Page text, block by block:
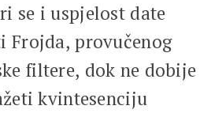
se i uspjelost date
Frojda, provučenog
filtere, dok ne dobije
kvintesenciju